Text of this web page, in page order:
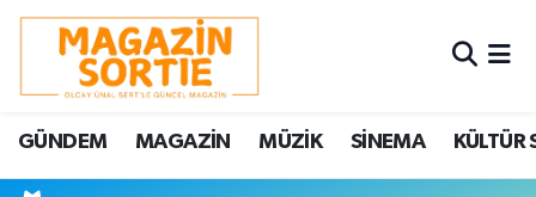
GÜNDEM MAGAZİN MÜZİK SİNEMA KÜLTÜR
Nöbetçi Eczaneler
Hava Durumu